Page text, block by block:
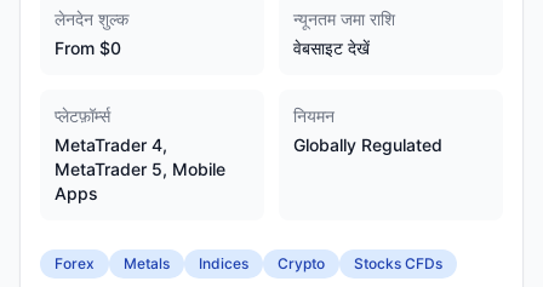
लेनदेन शुल्क
From $0
न्यूनतम जमा राशि
वेबसाइट देखें
प्लेटफ़ॉर्म्स
MetaTrader 4,
MetaTrader 5, Mobile
Apps
नियमन
Globally Regulated
Forex Metals Indices Crypto Stocks CFDs